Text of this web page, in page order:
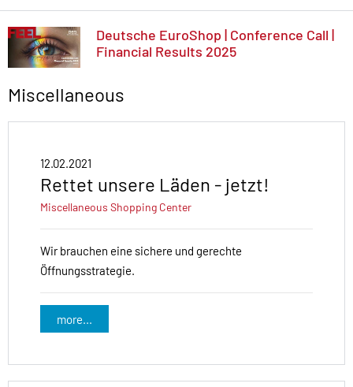
Deutsche EuroShop | Conference Call |
Financial Results 2025
Miscellaneous
12.02.2021
Rettet unsere Läden - jetzt!
Miscellaneous Shopping Center
Wir brauchen eine sichere und gerechte
Öffnungsstrategie.
more...